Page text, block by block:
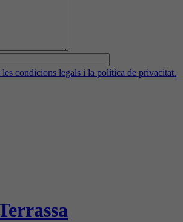
condicions legals i la política de privacitat.